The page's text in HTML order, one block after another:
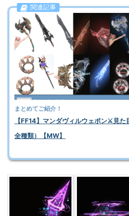
関連記事
まとめてご紹介！
【FF14】マンダヴィルウェポン⚔️見た
全種類）【MW】